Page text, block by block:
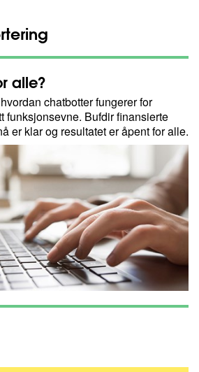
alle?
chatbotter fungerer for
funksjonsevne. Bufdir finansierte
er klar og resultatet er åpent for alle.